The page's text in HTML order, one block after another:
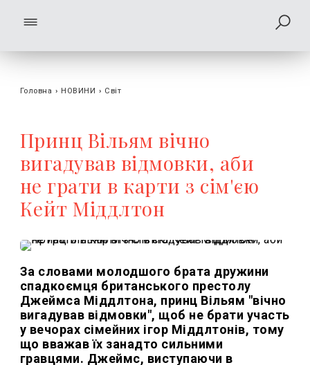
Головна › НОВИНИ › Світ
Принц Вільям вічно
вигадував відмовки, аби
не грати в карти з сім'єю
Кейт Міддлтон
За словами молодшого брата дружини
спадкоємця британського престолу
Джеймса Міддлтона, принц Вільям "вічно
вигадував відмовки", щоб не брати участь
у вечорах сімейних ігор Міддлтонів, тому
що вважав їх занадто сильними
гравцями. Джеймс, виступаючи в